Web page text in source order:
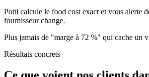
Potti calcule le food cost exact et vous alerte
fournisseur change.
Plus jamais de "marge à 72 %" qui cache un
Résultats concrets